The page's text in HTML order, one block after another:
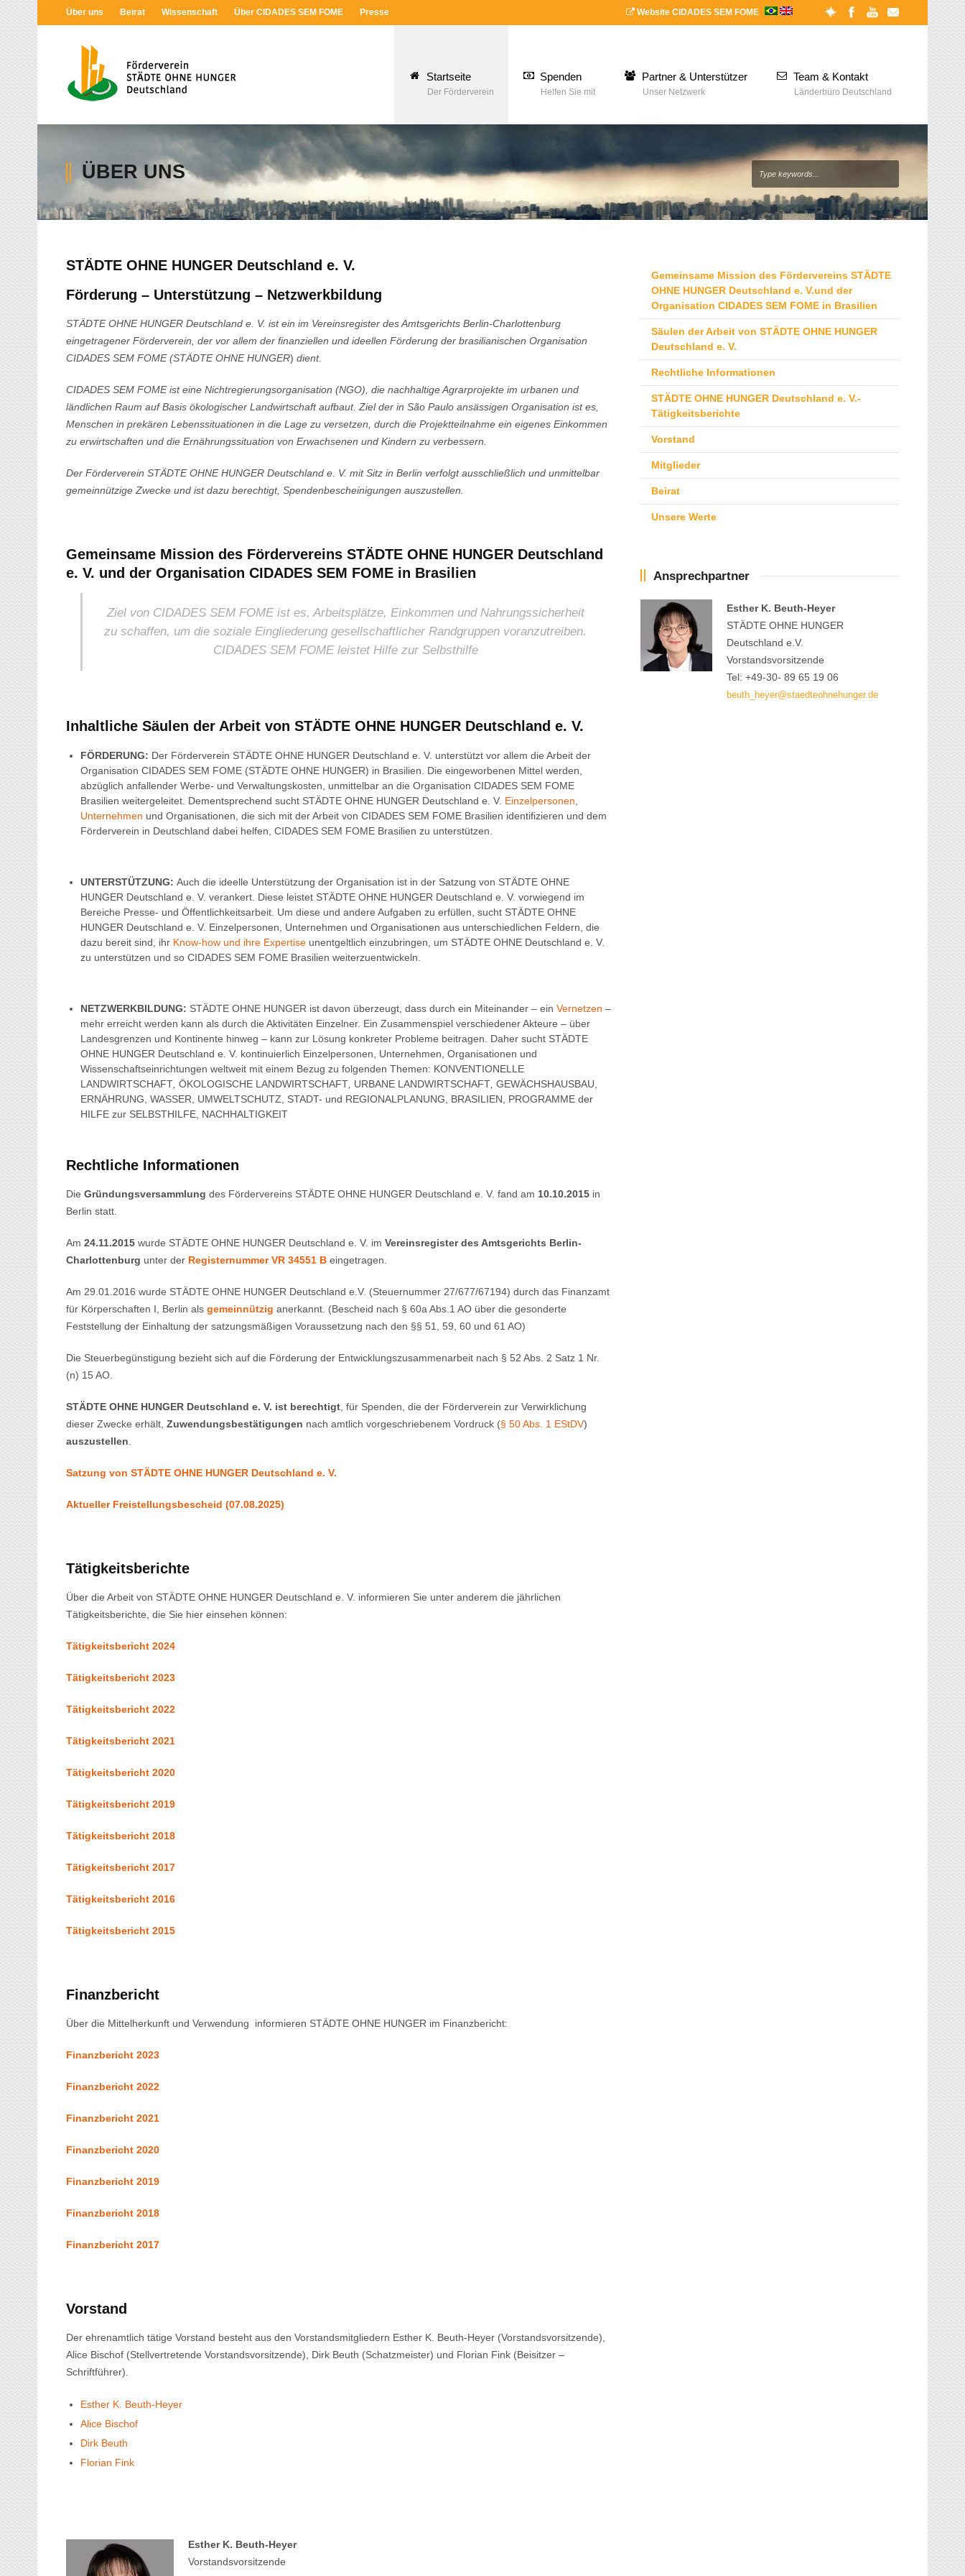
Über uns Beirat Wissenschaft Über CIDADES SEM FOME Presse Website CIDADES SEM FOME
Startseite
Der Förderverein
Spenden
Helfen Sie mit
Partner & Unterstützer
Unser Netzwerk
Team & Kontakt
Länderbüro Deutschland
ÜBER UNS
STÄDTE OHNE HUNGER Deutschland e. V.
Förderung – Unterstützung – Netzwerkbildung
STÄDTE OHNE HUNGER Deutschland e. V. ist ein im Vereinsregister des Amtsgerichts Berlin-Charlottenburg
eingetragener Förderverein, der vor allem der finanziellen und ideellen Förderung der brasilianischen Organisation
CIDADES SEM FOME (STÄDTE OHNE HUNGER) dient.
CIDADES SEM FOME ist eine Nichtregierungsorganisation (NGO), die nachhaltige Agrarprojekte im urbanen und
ländlichen Raum auf Basis ökologischer Landwirtschaft aufbaut. Ziel der in São Paulo ansässigen Organisation ist es,
Menschen in prekären Lebenssituationen in die Lage zu versetzen, durch die Projektteilnahme ein eigenes Einkommen
zu erwirtschaften und die Ernährungssituation von Erwachsenen und Kindern zu verbessern.
Der Förderverein STÄDTE OHNE HUNGER Deutschland e. V. mit Sitz in Berlin verfolgt ausschließlich und unmittelbar
gemeinnützige Zwecke und ist dazu berechtigt, Spendenbescheinigungen auszustellen.
Gemeinsame Mission des Fördervereins STÄDTE OHNE HUNGER Deutschland
e. V. und der Organisation CIDADES SEM FOME in Brasilien
Ziel von CIDADES SEM FOME ist es, Arbeitsplätze, Einkommen und Nahrungssicherheit
zu schaffen, um die soziale Eingliederung gesellschaftlicher Randgruppen voranzutreiben.
CIDADES SEM FOME leistet Hilfe zur Selbsthilfe
Inhaltliche Säulen der Arbeit von STÄDTE OHNE HUNGER Deutschland e. V.
FÖRDERUNG: Der Förderverein STÄDTE OHNE HUNGER Deutschland e. V. unterstützt vor allem die Arbeit der
Organisation CIDADES SEM FOME (STÄDTE OHNE HUNGER) in Brasilien. Die eingeworbenen Mittel werden,
abzüglich anfallender Werbe- und Verwaltungskosten, unmittelbar an die Organisation CIDADES SEM FOME
Brasilien weitergeleitet. Dementsprechend sucht STÄDTE OHNE HUNGER Deutschland e. V. Einzelpersonen
Unternehmen und Organisationen, die sich mit der Arbeit von CIDADES SEM FOME Brasilien identifizieren und dem
Förderverein in Deutschland dabei helfen, CIDADES SEM FOME Brasilien zu unterstützen.
UNTERSTÜTZUNG: Auch die ideelle Unterstützung der Organisation ist in der Satzung von STÄDTE OHNE
HUNGER Deutschland e. V. verankert. Diese leistet STÄDTE OHNE HUNGER Deutschland e. V. vorwiegend im
Bereiche Presse- und Öffentlichkeitsarbeit. Um diese und andere Aufgaben zu erfüllen, sucht STÄDTE OHNE
HUNGER Deutschland e. V. Einzelpersonen, Unternehmen und Organisationen aus unterschiedlichen Feldern, die
dazu bereit sind, ihr Know-how und ihre Expertise unentgeltlich einzubringen, um STÄDTE OHNE Deutschland e. V.
zu unterstützen und so CIDADES SEM FOME Brasilien weiterzuentwickeln.
NETZWERKBILDUNG: STÄDTE OHNE HUNGER ist davon überzeugt, dass durch ein Miteinander – ein Vernetzen –
mehr erreicht werden kann als durch die Aktivitäten Einzelner. Ein Zusammenspiel verschiedener Akteure – über
Landesgrenzen und Kontinente hinweg – kann zur Lösung konkreter Probleme beitragen. Daher sucht STÄDTE
OHNE HUNGER Deutschland e. V. kontinuierlich Einzelpersonen, Unternehmen, Organisationen und
Wissenschaftseinrichtungen weltweit mit einem Bezug zu folgenden Themen: KONVENTIONELLE
LANDWIRTSCHAFT ÖKOLOGISCHE LANDWIRTSCHAFT URBANE LANDWIRTSCHAFT GEWÄCHSHAUSBAU,
ERNÄHRUNG, WASSER, UMWELTSCHUTZ, STADT- und REGIONALPLANUNG, BRASILIEN, PROGRAMME der
HILFE zur SELBSTHILFE, NACHHALTIGKEIT
Rechtliche Informationen
Die Gründungsversammlung des Fördervereins STÄDTE OHNE HUNGER Deutschland e. V. fand am 10.10.2015 in
Berlin statt.
Am 24.11.2015 wurde STÄDTE OHNE HUNGER Deutschland e. V. im Vereinsregister des Amtsgerichts Berlin-
Charlottenburg unter der RegisternummerVR 34551 B eingetragen.
Am 29.01.2016 wurde STÄDTE OHNE HUNGER Deutschland e.V. (Steuernummer 27/677/67194) durch das Finanzamt
für Körperschaften I, Berlin als gemeinnützig anerkannt. (Bescheid nach § 60a Abs.1 AO über die gesonderte
Feststellung der Einhaltung der satzungsmäßigen Voraussetzung nach den §§ 51, 59, 60 und 61 AO)
Die Steuerbegünstigung bezieht sich auf die Förderung der Entwicklungszusammenarbeit nach § 52 Abs. 2 Satz 1 Nr.
(n) 15 AO.
STÄDTE OHNE HUNGER Deutschland e. V. ist berechtigt , für Spenden, die der Förderverein zur Verwirklichung
dieser Zwecke erhält, Zuwendungsbestätigungen nach amtlich vorgeschriebenem Vordruck (§ 50 Abs. 1 EStDV)
auszustellen
Satzung von STÄDTE OHNE HUNGER Deutschland e. V.
Aktueller Freistellungsbescheid (07.08.2025)
Tätigkeitsberichte
Über die Arbeit von STÄDTE OHNE HUNGER Deutschland e. V. informieren Sie unter anderem die jährlichen
Tätigkeitsberichte, die Sie hier einsehen können:
Tätigkeitsbericht 2024
Tätigkeitsbericht 2023
Tätigkeitsbericht 2022
Tätigkeitsbericht 2021
Tätigkeitsbericht 2020
Tätigkeitsbericht 2019
Tätigkeitsbericht 2018
Tätigkeitsbericht 2017
Tätigkeitsbericht 2016
Tätigkeitsbericht 2015
Finanzbericht
Über die Mittelherkunft und Verwendung informieren STÄDTE OHNE HUNGER im Finanzbericht:
Finanzbericht 2023
Finanzbericht 2022
Finanzbericht 2021
Finanzbericht 2020
Finanzbericht 2019
Finanzbericht 2018
Finanzbericht 2017
Vorstand
Der ehrenamtlich tätige Vorstand besteht aus den Vorstandsmitgliedern Esther K. Beuth-Heyer (Vorstandsvorsitzende),
Alice Bischof (Stellvertretende Vorstandsvorsitzende), Dirk Beuth (Schatzmeister) und Florian Fink (Beisitzer –
Schriftführer).
Esther K. Beuth-Heyer
Alice Bischof
Dirk Beuth
Florian Fink
Esther K. Beuth-Heyer
Vorstandsvorsitzende
Gemeinsame Mission des Fördervereins STÄDTE
OHNE HUNGER Deutschland e. V.und der
Organisation CIDADES SEM FOME in Brasilien
Säulen der Arbeit von STÄDTE OHNE HUNGER
Deutschland e. V.
Rechtliche Informationen
STÄDTE OHNE HUNGER Deutschland e. V.-
Tätigkeitsberichte
Vorstand
Mitglieder
Beirat
Unsere Werte
Ansprechpartner
Esther K. Beuth-Heyer
STÄDTE OHNE HUNGER
Deutschland e.V.
Vorstandsvorsitzende
Tel: +49-30- 89 65 19 06
beuth_heyer@staedteohnehunger.de